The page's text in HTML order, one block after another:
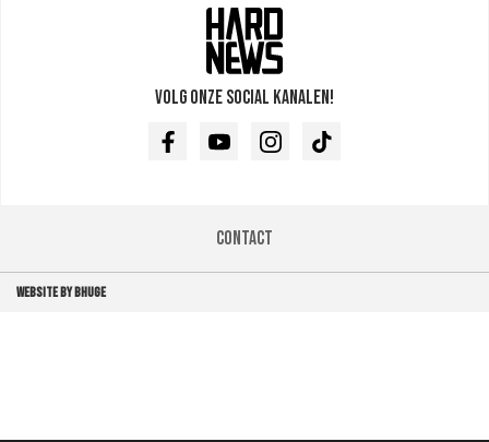
Volg onze social kanalen!
FacebookYoutubeInstagramTikTok
Contact
WEBSITE BY BHUGE